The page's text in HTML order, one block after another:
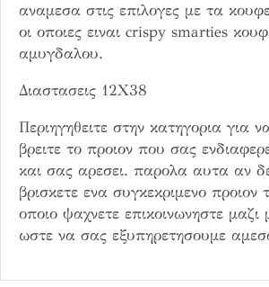
αναμεσα στις επιλογες με τα
οι οποιες ειναι crispy smarties
αμυγδαλου.
Διαστασεις 12Χ38
Περιηγηθειτε στην κατηγορια για
βρειτε το προιον που σας
και σας αρεσει. παρολα αυτα αν
βρισκετε ενα συγκεκριμενο προιον
οποιο ψαχνετε επικοινωνηστε μαζι
ωστε να σας εξυπηρετησουμε